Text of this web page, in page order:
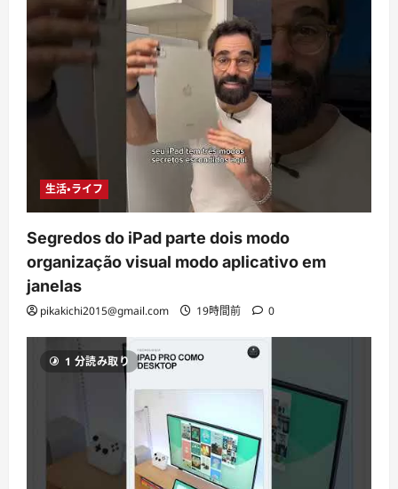
生活・ライフ
Segredos do iPad parte dois modo
organização visual modo aplicativo em
janelas
pikakichi2015@gmail.com 19時間前 0
1 分読み取り